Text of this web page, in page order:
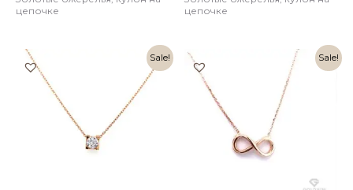
цепочке
цепочке
Sale!
Первоначальная
Текущая
235,00 €.
Sale!
Первоначальная
составляла
486,00 €.
Текущая
цена:
244,00 €.